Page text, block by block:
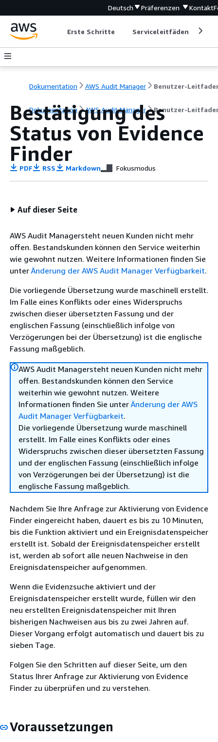
Deutsch Präferenzen Kontakt
Erste Schritte Serviceleitfäden
Dokumentation AWS Audit Manager Benutzer-
Dokumentation AWS Audit Manager Benutzer-
Bestätigung des
Status von Evidence
Finder
PDF RSS Markdown Fokusmodus
Auf dieser Seite
AWS Audit Managersteht neuen Kunden nicht mehr
offen. Bestandskunden können den Service weiterhin
wie gewohnt nutzen. Weitere Informationen finden Sie
unterÄnderung der AWS Audit Manager Verfügbarkeit.
Die vorliegende Übersetzung wurde maschinell erstellt.
Im Falle eines Konflikts oder eines Widerspruchs
zwischen dieser übersetzten Fassung und der
englischen Fassung (einschließlich infolge von
Verzögerungen bei der Übersetzung) ist die englische
Fassung maßgeblich.
AWS Audit Managersteht neuen Kunden nicht mehr
offen. Bestandskunden können den Service
weiterhin wie gewohnt nutzen. Weitere
Informationen finden Sie unterÄnderung der AWS
Audit Manager Verfügbarkeit.
Die vorliegende Übersetzung wurde maschinell
erstellt. Im Falle eines Konflikts oder eines
Widerspruchs zwischen dieser übersetzten Fassung
und der englischen Fassung (einschließlich infolge
von Verzögerungen bei der Übersetzung) ist die
englische Fassung maßgeblich.
Nachdem Sie Ihre Anfrage zur Aktivierung von Evidence
Finder eingereicht haben, dauert es bis zu 10 Minuten,
bis die Funktion aktiviert und ein Ereignisdatenspeicher
erstellt ist. Sobald der Ereignisdatenspeicher erstellt
ist, werden ab sofort alle neuen Nachweise in den
Ereignisdatenspeicher aufgenommen.
Wenn die Evidenzsuche aktiviert und der
Ereignisdatenspeicher erstellt wurde, füllen wir den
neu erstellten Ereignisdatenspeicher mit Ihren
bisherigen Nachweisen aus bis zu zwei Jahren auf.
Dieser Vorgang erfolgt automatisch und dauert bis zu
sieben Tage.
Folgen Sie den Schritten auf dieser Seite, um den
Status Ihrer Anfrage zur Aktivierung von Evidence
Finder zu überprüfen und zu verstehen.
Voraussetzungen